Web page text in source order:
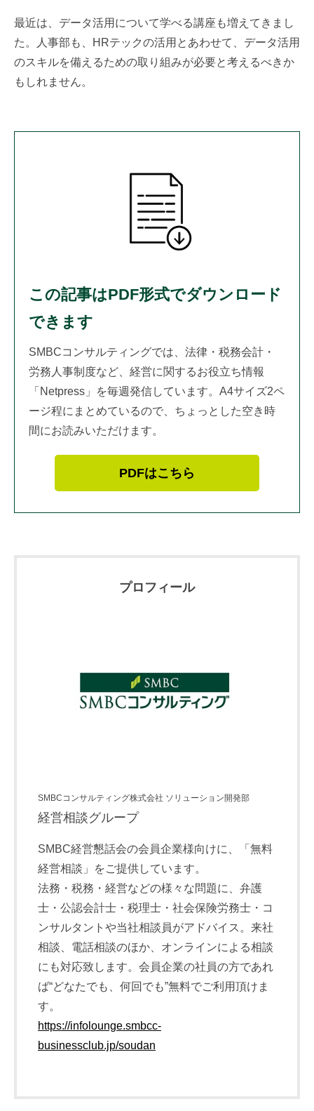
最近は、データ活用について学べる講座も増えてきまし
た。人事部も、HRテックの活用とあわせて、データ活用
のスキルを備えるための取り組みが必要と考えるべきか
もしれません。
この記事はPDF形式でダウンロード
できます
SMBCコンサルティングでは、法律・税務会計・
労務人事制度など、経営に関するお役立ち情報
「Netpress」を毎週発信しています。A4サイズ2ペ
ージ程にまとめているので、ちょっとした空き時
間にお読みいただけます。
PDFはこちら
プロフィール
SMBCコンサルティング株式会社 ソリューション開発部
経営相談グループ
SMBC経営懇話会の会員企業様向けに、「無料
経営相談」をご提供しています。
法務・税務・経営などの様々な問題に、弁護
士・公認会計士・税理士・社会保険労務士・コ
ンサルタントや当社相談員がアドバイス。来社
相談、電話相談のほか、オンラインによる相談
にも対応致します。会員企業の社員の方であれ
ば“どなたでも、何回でも”無料でご利用頂けま
す。
https://infolounge.smbcc-
businessclub.jp/soudan